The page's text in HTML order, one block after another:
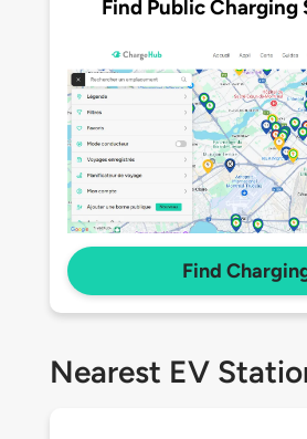
Find Public Charging
Find
Nearest EV